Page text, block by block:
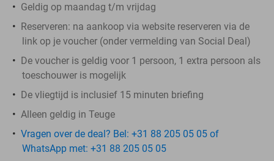
Geldig op maandag t/m vrijdag
Reserveren: na aankoop via website reserveren via de
link op je voucher (onder vermelding van Social Deal)
De voucher is geldig voor 1 persoon, 1 extra persoon als
toeschouwer is mogelijk
De vliegtijd is inclusief 15 minuten briefing
Alleen geldig in Teuge
Vragen over de deal? Bel: +31 88 205 05 05 of
WhatsApp met: +31 88 205 05 05